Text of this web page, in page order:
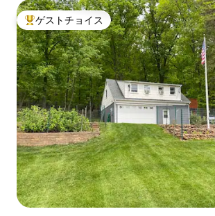
大好評のゲストチョイスです。
ゲストチョイス